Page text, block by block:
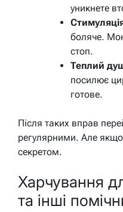
уникнете
боляче.
стоп.
Теплий
посилює
готове.
Після таких вправ
регулярними. Але якщо
секретом.
Харчування
та інші